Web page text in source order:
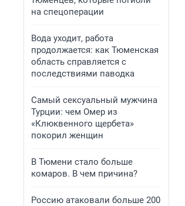
на спецоперации
Вода уходит, работа
продолжается: как Тюменская
область справляется с
последствиями паводка
Самый сексуальный мужчина
Турции: чем Омер из
«Клюквенного щербета»
покорил женщин
В Тюмени стало больше
комаров. В чем причина?
Россию атаковали больше 200